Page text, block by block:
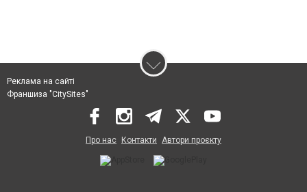
Реклама на сайті
Франшиза "CitySites"
Про нас Контакти Автори проєкту